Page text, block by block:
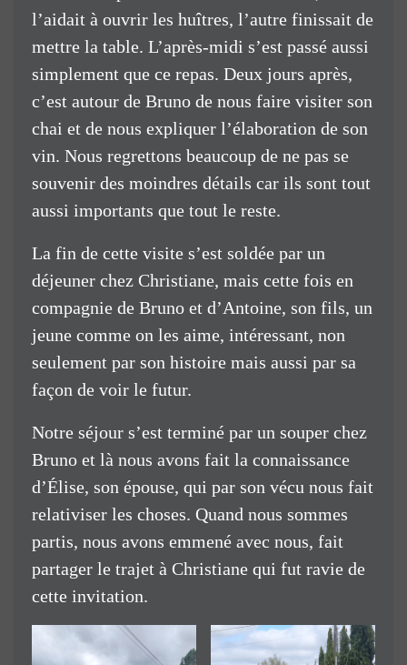
l’aidait à ouvrir les huîtres, l’autre finissait de
mettre la table. L’après-midi s’est passé aussi
simplement que ce repas. Deux jours après,
c’est autour de Bruno de nous faire visiter son
chai et de nous expliquer l’élaboration de son
vin. Nous regrettons beaucoup de ne pas se
souvenir des moindres détails car ils sont tout
aussi importants que tout le reste.
La fin de cette visite s’est soldée par un
déjeuner chez Christiane, mais cette fois en
compagnie de Bruno et d’Antoine, son fils, un
jeune comme on les aime, intéressant, non
seulement par son histoire mais aussi par sa
façon de voir le futur.
Notre séjour s’est terminé par un souper chez
Bruno et là nous avons fait la connaissance
d’Élise, son épouse, qui par son vécu nous fait
relativiser les choses. Quand nous sommes
partis, nous avons emmené avec nous, fait
partager le trajet à Christiane qui fut ravie de
cette invitation.